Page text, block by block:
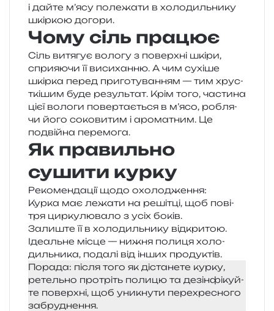
і дайте м’ясу поле­жа­ти в холо­диль­ни­ку
шкір­кою догори.
Чому сіль працює
Сіль витя­гує воло­гу з поверх­ні шкіри,
спри­я­ю­чи її виси­хан­ню. А чим сухі­ше
шкір­ка перед при­го­ту­ва­н­ням — тим хрус­
ткі­шим буде резуль­тат. Крім того, части­на
цієї воло­ги повер­та­є­ться в м’ясо, робля­
чи його соко­ви­тим і аро­ма­тним. Це
подвій­на перемога.
Як правильно
сушити курку
Рекомендації щодо охолодження:
Курка має лежа­ти на реші­тці, щоб пові­
тря цир­ку­лю­ва­ло з усіх боків.
Залиште її в холо­диль­ни­ку відкритою.
Ідеальне місце — нижня поли­ця холо­
диль­ни­ка, пода­лі від інших продуктів.
Порада: після того як діста­не­те курку,
ретель­но про­тріть поли­цю та дезін­фі­куй­
те поверх­ні, щоб уни­кну­ти пере­хре­сно­го
забруднення.